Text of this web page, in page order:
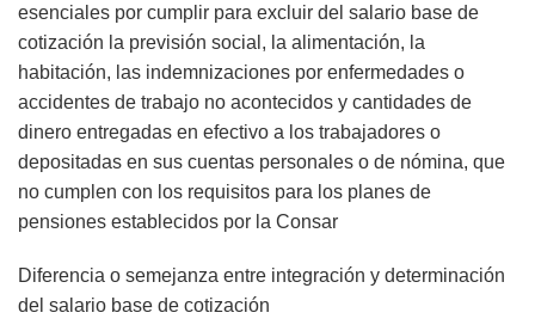
esenciales por cumplir para excluir del salario base de
cotización la previsión social, la alimentación, la
habitación, las indemnizaciones por enfermedades o
accidentes de trabajo no acontecidos y cantidades de
dinero entregadas en efectivo a los trabajadores o
depositadas en sus cuentas personales o de nómina, que
no cumplen con los requisitos para los planes de
pensiones establecidos por la Consar
Diferencia o semejanza entre integración y determinación
del salario base de cotización